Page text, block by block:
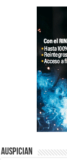
Auspician